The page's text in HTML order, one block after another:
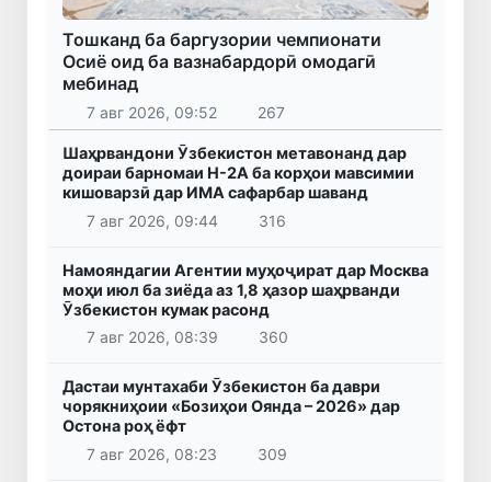
Тошканд ба баргузории чемпионати
Осиё оид ба вазнабардорӣ омодагӣ
мебинад
7 авг 2026, 09:52 267
Шаҳрвандони Ӯзбекистон метавонанд дар
доираи барномаи H-2A ба корҳои мавсимии
кишоварзӣ дар ИМА сафарбар шаванд
7 авг 2026, 09:44
316
Намояндагии Агентии муҳоҷират дар Москва
моҳи июл ба зиёда аз 1,8 ҳазор шаҳрванди
Ӯзбекистон кумак расонд
7 авг 2026, 08:39
360
Дастаи мунтахаби Ӯзбекистон ба даври
чорякниҳоии «Бозиҳои Оянда – 2026» дар
Остона роҳ ёфт
7 авг 2026, 08:23
309